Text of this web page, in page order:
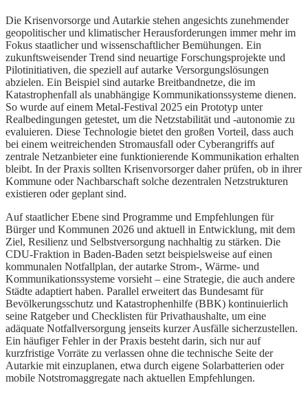
Die Krisenvorsorge und Autarkie stehen angesichts zunehmender
geopolitischer und klimatischer Herausforderungen immer mehr im
Fokus staatlicher und wissenschaftlicher Bemühungen. Ein
zukunftsweisender Trend sind neuartige Forschungsprojekte und
Pilotinitiativen, die speziell auf autarke Versorgungslösungen
abzielen. Ein Beispiel sind autarke Breitbandnetze, die im
Katastrophenfall als unabhängige Kommunikationssysteme dienen.
So wurde auf einem Metal-Festival 2025 ein Prototyp unter
Realbedingungen getestet, um die Netzstabilität und -autonomie zu
evaluieren. Diese Technologie bietet den großen Vorteil, dass auch
bei einem weitreichenden Stromausfall oder Cyberangriffs auf
zentrale Netzanbieter eine funktionierende Kommunikation erhalten
bleibt. In der Praxis sollten Krisenvorsorger daher prüfen, ob in ihrer
Kommune oder Nachbarschaft solche dezentralen Netzstrukturen
existieren oder geplant sind.
Auf staatlicher Ebene sind Programme und Empfehlungen für
Bürger und Kommunen 2026 und aktuell in Entwicklung, mit dem
Ziel, Resilienz und Selbstversorgung nachhaltig zu stärken. Die
CDU-Fraktion in Baden-Baden setzt beispielsweise auf einen
kommunalen Notfallplan, der autarke Strom-, Wärme- und
Kommunikationssysteme vorsieht – eine Strategie, die auch andere
Städte adaptiert haben. Parallel erweitert das Bundesamt für
Bevölkerungsschutz und Katastrophenhilfe (BBK) kontinuierlich
seine Ratgeber und Checklisten für Privathaushalte, um eine
adäquate Notfallversorgung jenseits kurzer Ausfälle sicherzustellen.
Ein häufiger Fehler in der Praxis besteht darin, sich nur auf
kurzfristige Vorräte zu verlassen ohne die technische Seite der
Autarkie mit einzuplanen, etwa durch eigene Solarbatterien oder
mobile Notstromaggregate nach aktuellen Empfehlungen.